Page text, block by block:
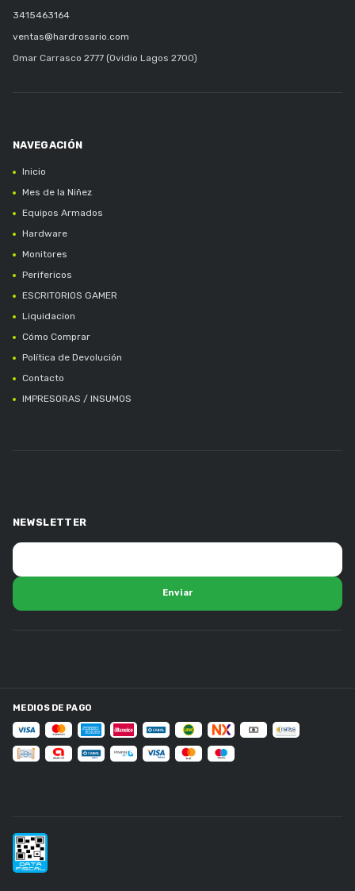
3415463164
ventas@hardrosario.com
Omar Carrasco 2777 (Ovidio Lagos 2700)
Inicio
Mes de la Niñez
Equipos Armados
Hardware
Monitores
Perifericos
ESCRITORIOS GAMER
Liquidacion
Cómo Comprar
Política de Devolución
Contacto
IMPRESORAS / INSUMOS
NEWSLETTER
MEDIOS DE PAGO